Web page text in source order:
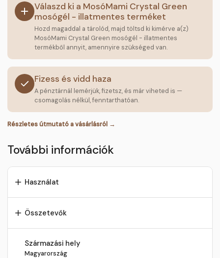
Válaszd ki a MosóMami Crystal Green
mosógél - illatmentes terméket
Hozd magaddal a tárolód, majd töltsd ki kimérve a(z)
MosóMami Crystal Green mosógél - illatmentes
termékből annyit, amennyire szükséged van.
Fizess és vidd haza
A pénztárnál lemérjük, fizetsz, és már viheted is —
csomagolás nélkül, fenntarthatóan.
Részletes útmutató a vásárlásról →
További információk
Használat
Összetevők
Származási hely
Magyarország